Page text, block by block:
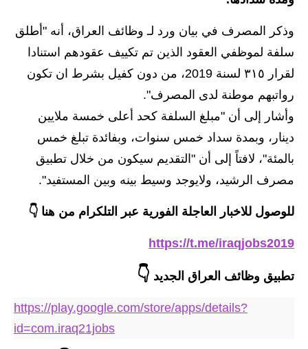
الاخبار الاقتصادية
الاخبار الرياضية
المدارس
اخبار وقرارات وزارة التربية
نتائج الامتحانات
المرحلة الابتدائية
المرحلة المتوسطة
اسئلة وزارية
المرحلة الابتدائية
المرحلة المتوسطة
وذكر المصرف في بيان ورد لـ وظائف العراق، أنه "أطلق
سلفة لموظفي العقود الذين تم تكييف عقودهم استنادا
لقرار ٣١٥ لسنة 2019، من دون كفيل بشرط ان تكون
رواتبهم موطنة لدى المصرف".
وأشار إلى أن "مبلغ السلفة كحد أعلى خمسة ملايين
دينار، وبمدة سداد خمس سنوات، وبفائدة تبلغ خمس
بالمئة"، لافتاً إلى أن "التقديم سيكون من خلال تطبيق
مصرف الرشيد، ولايوجد وسيط بينه وبين المستفيد".
للوصول للاخبار العاجلة الفورية عبر التلكرام من هنا 👇
https://t.me/iraqjobs2019
تطبيق وظائف العراق الجديد 👇
https://play.google.com/store/apps/details?
id=com.iraq21jobs